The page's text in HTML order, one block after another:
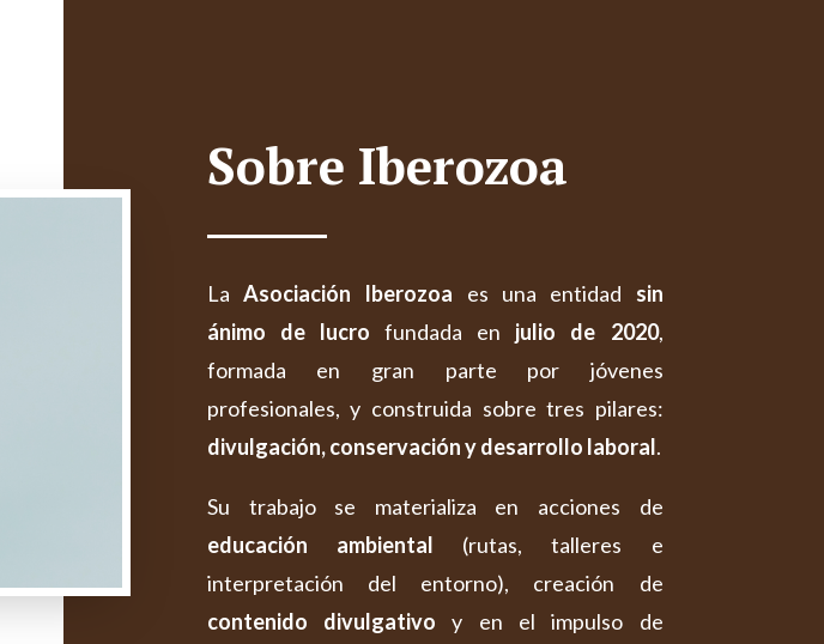
Sobre Iberozoa
LaAsociación Iberozoa es una entidad sin
ánimo de lucro fundada en julio de 2020,
formada en gran parte por jóvenes
profesionales, y construida sobre tres pilares:
divulgación, conservación y desarrollo laboral.
Su trabajo se materializa en acciones de
educación ambiental (rutas, talleres e
interpretación del entorno), creación de
contenido divulgativo y en el impulso de